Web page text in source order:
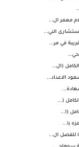
معمر ال...
الني...
في مر...
(ال...
الاعداد...
(...
(ا...
با...
للفصل ال...